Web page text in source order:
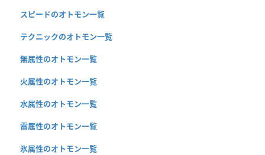
スピードのオトモン一覧
テクニックのオトモン一覧
無属性のオトモン一覧
火属性のオトモン一覧
水属性のオトモン一覧
雷属性のオトモン一覧
氷属性のオトモン一覧